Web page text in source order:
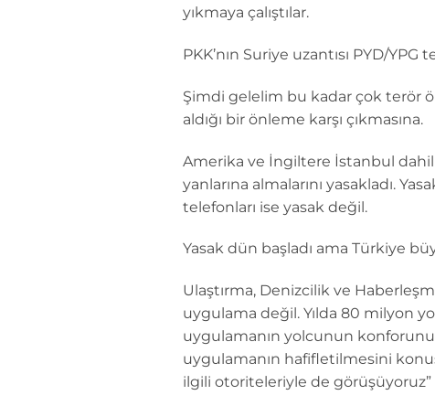
yıkmaya çalıştılar.
PKK’nın Suriye uzantısı PYD/
Şimdi gelelim bu kadar çok terör
aldığı bir önleme karşı çıkmasına.
Amerika ve İngiltere İstanbul dahil
yanlarına almalarını yasakladı.
telefonları ise yasak değil.
Yasak dün başladı ama Türkiye
Ulaştırma, Denizcilik ve
uygulama değil. Yılda 80 milyon
uygulamanın yolcunun konforunu
uygulamanın hafifletilmesini
ilgili otoriteleriyle de görüşüyoruz”